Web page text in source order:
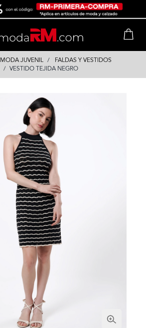
MODA JUVENIL
FALDAS Y VESTIDOS
VESTIDO TEJIDA NEGRO